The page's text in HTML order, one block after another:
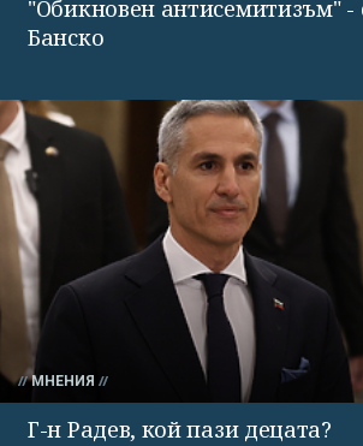
"Обикновен антисемитизъм" -
Банско
МНЕНИЯ
Г-н Радев, кой пази децата?